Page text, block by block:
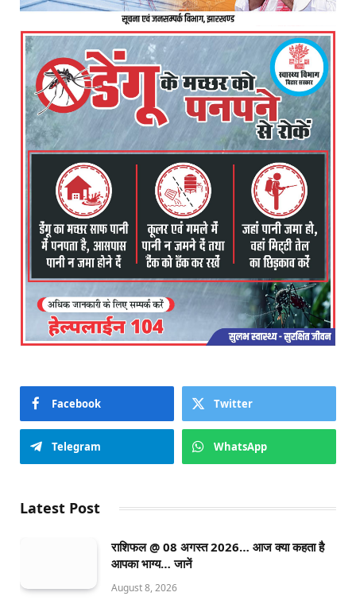
Facebook Twitter
Telegram WhatsApp
Latest Post
राशिफल @ 08 अगस्त 2026… आज क्या कहता है
आपका भाग्य… जानें
August 8, 2026